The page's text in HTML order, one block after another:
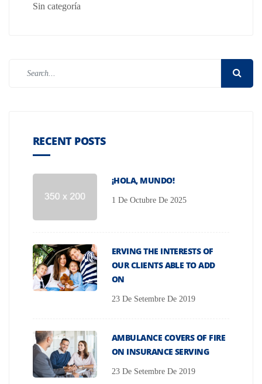
Sin categoría
RECENT POSTS
¡HOLA, MUNDO!
1 De Octubre De 2025
ERVING THE INTERESTS OF
OUR CLIENTS ABLE TO ADD
ON
23 De Setembre De 2019
AMBULANCE COVERS OF FIRE
ON INSURANCE SERVING
23 De Setembre De 2019